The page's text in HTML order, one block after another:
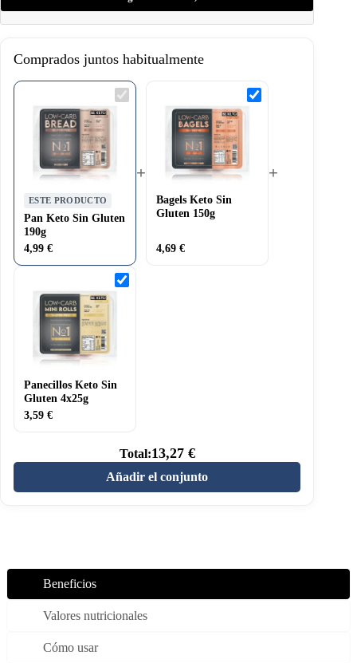
*AR – Asunciones de referencia de un adulto medio (8400
Comprados juntos habitualmente
Pan
Keto
ESTE PRODUCTO
Pan Keto Sin Gluten
190g
4,99 €
+
Bagels
Keto
Bagels Keto Sin
Gluten 150g
4,69€
+
Panecillos
Keto
Panecillos Keto Sin
Gluten 4x25g
3,59 €
Total:13,27 €
Añadir el conjunto
Beneficios
Valores nutricionales
Cómo usar